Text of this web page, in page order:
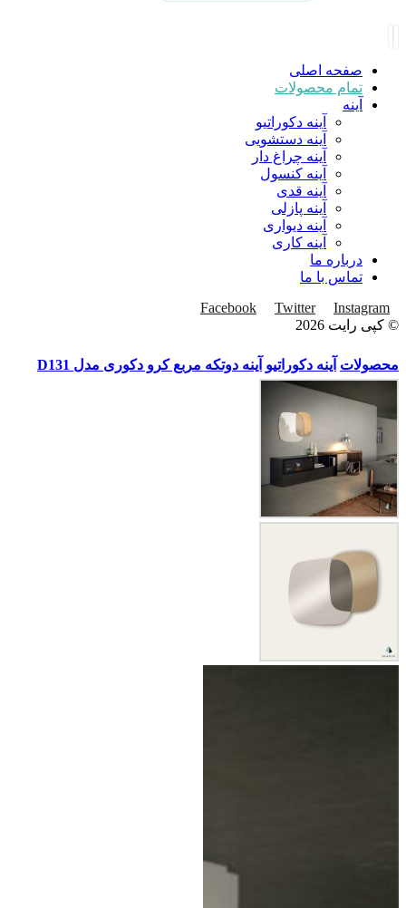
صفحه اصلی
تمام محصولات
آینه
آینه دکوراتیو
آینه دستشویی
آینه چراغ دار
آینه کنسول
آینه قدی
آینه پازلی
آینه دیواری
آینه کاری
درباره ما
تماس با ما
Facebook
Twitter
Instagram
© کپی رایت 2026
محصولات آینه دکوراتیو آینه دوتکه مربع کرو دکوری مدل D131